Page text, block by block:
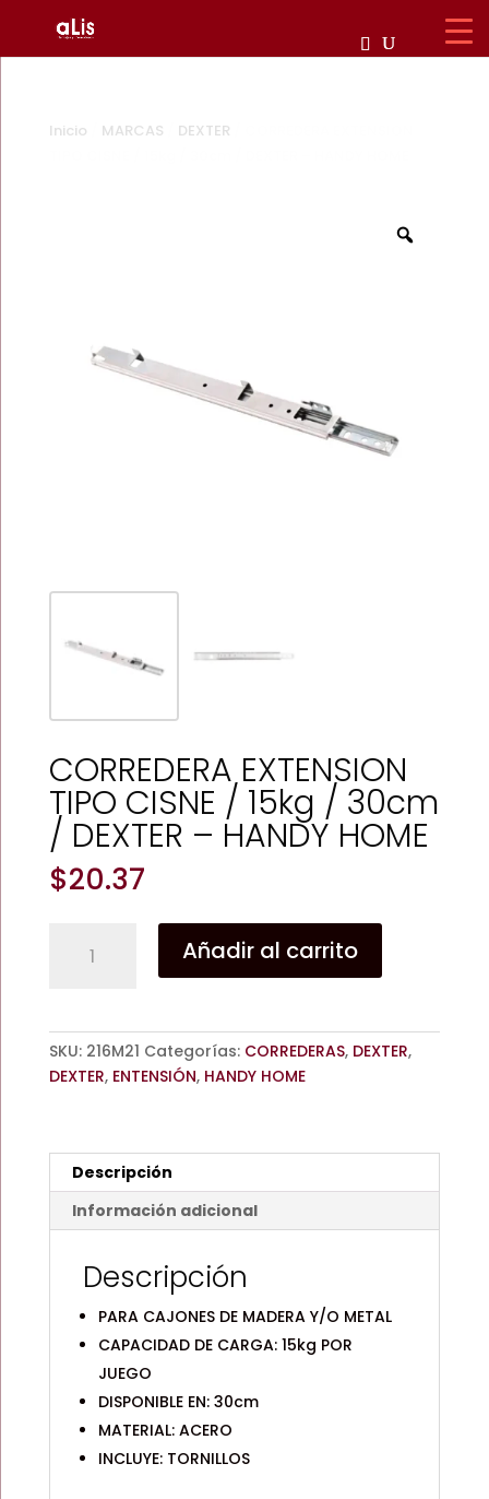
Inicio MARCAS DEXTER
CORREDERA EXTENSION
TIPO CISNE / 15kg / 30cm
/ DEXTER – HANDY HOME
$20.37
EXTENSION
/
15kg
/
DEXTER
-
HANDY
HOME
cantidad
Añadir al carrito
SKU: 216M21 Categorías: CORREDERAS, DEXTER,
DEXTER, ENTENSIÓN, HANDY HOME
Descripción
Información adicional
Descripción
PARA CAJONES DE MADERA Y/O METAL
CAPACIDAD DE CARGA: 15kg POR
JUEGO
DISPONIBLE EN: 30cm
MATERIAL: ACERO
INCLUYE: TORNILLOS